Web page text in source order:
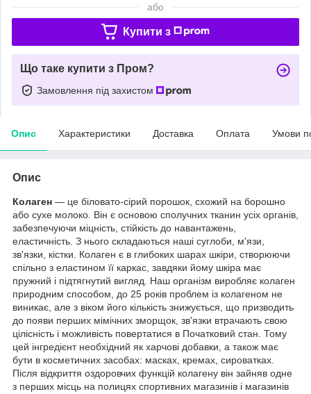
або
Купити з
Що таке купити з Пром?
Замовлення під захистом
Опис Характеристики Доставка Оплата Умови
Опис
Колаген — це біловато-сірий порошок, схожий на борошно
або сухе молоко. Він є основою сполучних тканин усіх органів,
забезпечуючи міцність, стійкість до навантажень,
еластичність. З нього складаються наші суглоби, м'язи,
зв'язки, кістки. Колаген є в глибоких шарах шкіри, створюючи
спільно з еластином її каркас, завдяки йому шкіра має
пружний і підтягнутий вигляд. Наш організм виробляє колаген
природним способом, до 25 років проблем із колагеном не
виникає, але з віком його кількість знижується, що призводить
до появи перших мімічних зморщок, зв'язки втрачають свою
цілісність і можливість повертатися в Початковий стан. Тому
цей інгредієнт необхідний як харчові добавки, а також має
бути в косметичних засобах: масках, кремах, сироватках.
Після відкриття оздоровчих функцій колагену він зайняв одне
з перших місць на полицях спортивних магазинів і магазинів